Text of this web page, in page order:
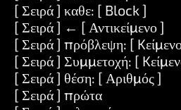
[ Σειρά ] καθε: [ Block ]
[ Σειρά ] ← [ Αντικείμενο ]
[ Σειρά ] πρόβλεψη: [
[ Σειρά ] Συμμετοχή: [
[ Σειρά ] θέση: [ Αριθμός ]
[ Σειρά ] πρώτα